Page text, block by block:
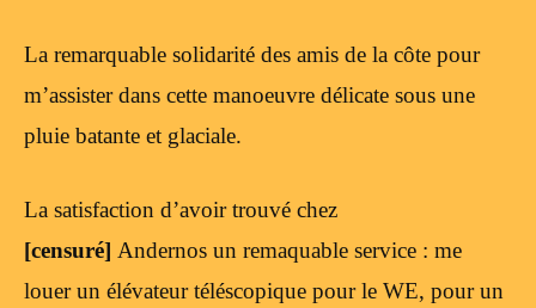
La remarquable solidarité des amis de la côte pour
m’assister dans cette manoeuvre délicate sous une
pluie batante et glaciale.
La satisfaction d’avoir trouvé chez
[censuré] Andernos un remaquable service : me
louer un élévateur téléscopique pour le WE, pour un